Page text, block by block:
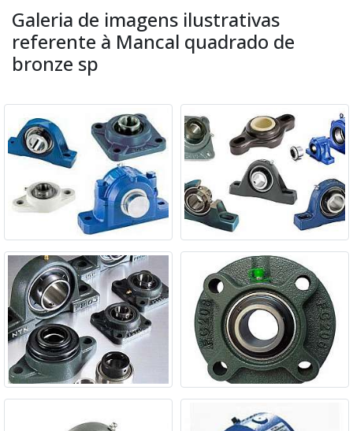
Galeria de imagens ilustrativas
referente à Mancal quadrado de
bronze sp